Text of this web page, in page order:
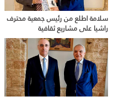
سلامة اطلع من رئيس جمعية محترف
راشيا على مشاريع ثقافية